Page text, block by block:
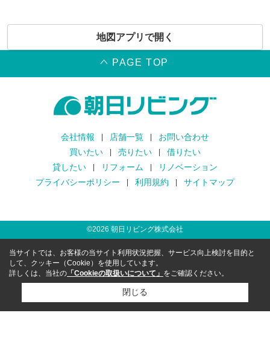
地図アプリで開く
PAGE TOP
会社情報 店舗一覧
お問い合わせ
買いたい
売りたい
借りたい
貸したい
リフォーム
リノベーション
プライバシーポリシー
利用規約 サイトマップ
©2026 朝日リビング株式会社
当サイトでは、お客様の当サイト利用状況把握、サービス向上検討を目的と
して、クッキー（Cookie）を使用しています。
詳しくは、当社の 「Cookieの取扱いについて」 をご確認ください。
閉じる